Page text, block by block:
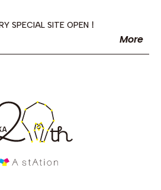
SPECIAL SITE OPEN！
More